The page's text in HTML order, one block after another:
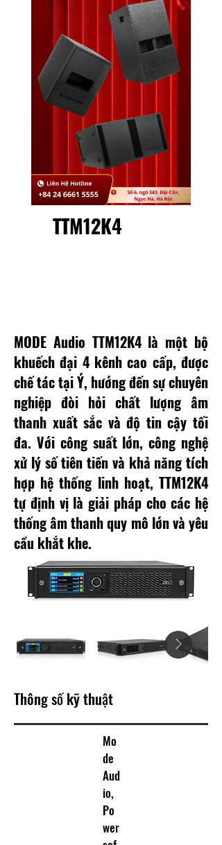
TTM12K4
MODE Audio TTM12K4 là một bộ
khuếch đại 4 kênh cao cấp, được
chế tác tại Ý, hướng đến sự chuyên
nghiệp đòi hỏi chất lượng âm
thanh xuất sắc và độ tin cậy tối
đa. Với công suất lớn, công nghệ
xử lý số tiên tiến và khả năng tích
hợp hệ thống linh hoạt, TTM12K4
tự định vị là giải pháp cho các hệ
thống âm thanh quy mô lớn và yêu
cầu khắt khe.
Thông số kỹ thuật
Mo
de
Aud
io,
Po
wer